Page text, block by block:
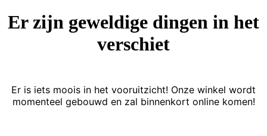
Er zijn geweldige dingen in het
verschiet
Er is iets moois in het vooruitzicht! Onze winkel wordt
momenteel gebouwd en zal binnenkort online komen!